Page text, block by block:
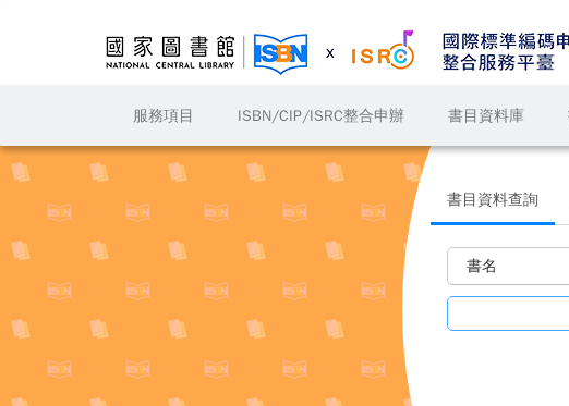
服務項目 ISBN/CIP/ISRC整合申辦 書目資料庫
書目資料查詢